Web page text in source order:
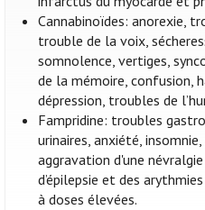
Cannabinoïdes: anorexie,
trouble de la voix,
somnolence, vertiges,
de la mémoire, confusion,
dépression, troubles de
Fampridine: troubles
urinaires, anxiété,
aggravation d'une
d’épilepsie et des
à doses élevées.